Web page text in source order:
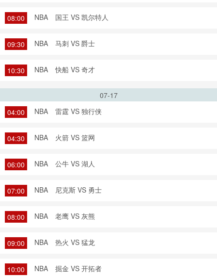
08:00 NBA 国王 VS 凯尔特人
09:30 NBA 马刺 VS 爵士
10:30 NBA 快船 VS 奇才
07-17
04:00
NBA 雷霆 VS 独行侠
04:30 NBA 火箭 VS 篮网
06:00 NBA 公牛 VS 湖人
07:00 NBA 尼克斯 VS 勇士
08:00 NBA 老鹰 VS 灰熊
09:00 NBA 热火 VS 猛龙
10:00 NBA 掘金 VS 开拓者